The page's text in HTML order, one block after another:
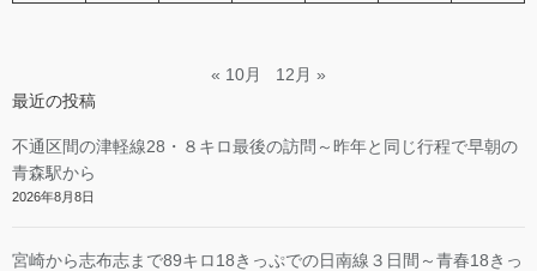
« 10月
12月 »
最近の投稿
不通区間の津軽線28・８キロ最後の訪問～昨年と同じ行程で早朝の
青森駅から
2026年8月8日
宮崎から志布志まで89キロ18きっぷでの日南線３日間～青春18きっ